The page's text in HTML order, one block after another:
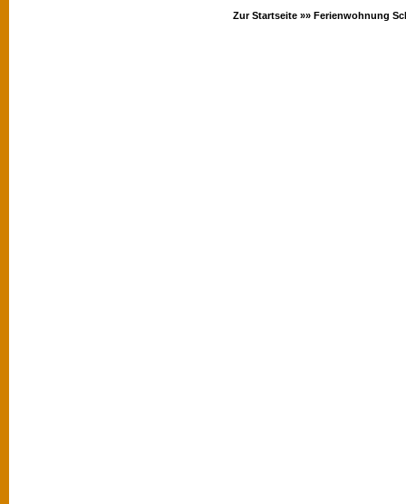
Zur Startseite »» Ferienwohnung